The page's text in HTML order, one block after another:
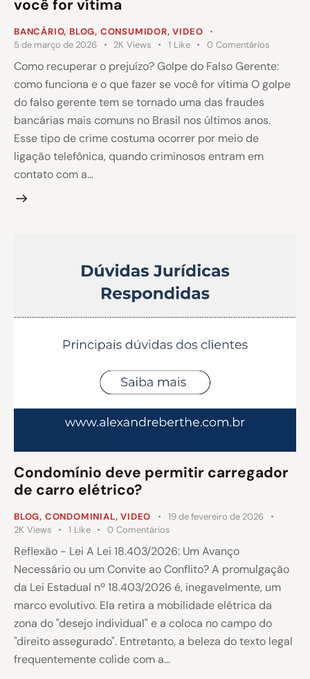
você for vítima
BANCÁRIO, BLOG, CONSUMIDOR,VIDEO
5 de março de 2026
2K Views 1 Like 0 Comentários
Como recuperar o prejuízo? Golpe do Falso Gerente:
como funciona e o que fazer se você for vítima O golpe
do falso gerente tem se tornado uma das fraudes
bancárias mais comuns no Brasil nos últimos anos.
Esse tipo de crime costuma ocorrer por meio de
ligação telefônica, quando criminosos entram em
contato com a…
Condomínio deve permitir carregador
de carro elétrico?
BLOG, CONDOMINIAL,VIDEO
19 de fevereiro de 2026
2K Views 1 Like 0 Comentários
Reflexão - Lei A Lei 18.403/2026: Um Avanço
Necessário ou um Convite ao Conflito? A promulgação
da Lei Estadual nº 18.403/2026 é, inegavelmente, um
marco evolutivo. Ela retira a mobilidade elétrica da
zona do "desejo individual" e a coloca no campo do
"direito assegurado". Entretanto, a beleza do texto legal
frequentemente colide com a…